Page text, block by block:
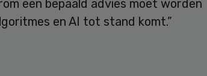
een bepaald advies moet worden
en AI tot stand komt.”